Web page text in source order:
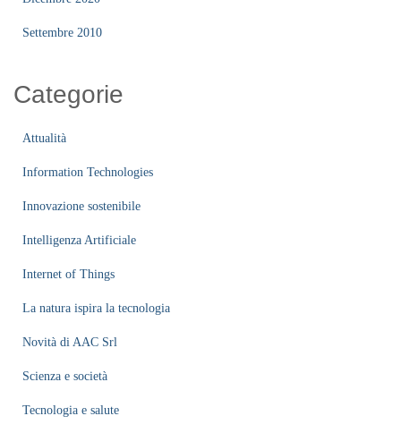
Settembre 2010
Categorie
Attualità
Information Technologies
Innovazione sostenibile
Intelligenza Artificiale
Internet of Things
La natura ispira la tecnologia
Novità di AAC Srl
Scienza e società
Tecnologia e salute